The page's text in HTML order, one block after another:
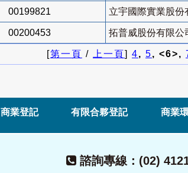
00199821 立宇國際實業股份
00200453 拓普威股份有限公
[第一頁 / 上一頁] 4, 5, <6>,
商業登記 有限合夥登記 商業
諮詢專線：(02)